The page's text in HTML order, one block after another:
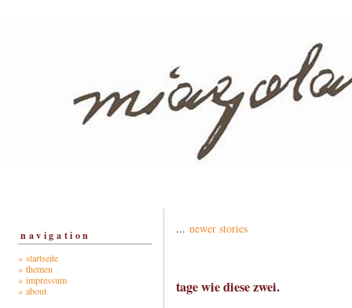
navigation
» startseite
» themen
» impressum
» about
... newer stories
tage wie diese zwei.